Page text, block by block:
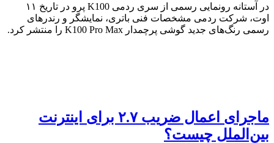
در آستانه رونمایی رسمی از سری ردمی K100 پرو در تاریخ ۱۱
اوت، شرکت ردمی مشخصات فنی باتری، نمایشگر و رندرهای
رسمی رنگ‌های جدید گوشی پرچمدار K100 Pro Max را منتشر کرد.
ماجرای اعمال ضریب ۲.۷ برای اینترنت
بین‌الملل چیست؟